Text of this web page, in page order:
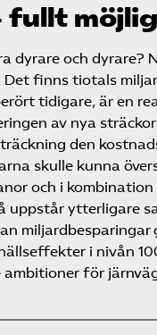
fullt
dyrare och dyrare?
finns tiotals
tidigare, är en
av nya
den
skulle kunna
och i kombination
uppstår ytterligare
i nivån
för